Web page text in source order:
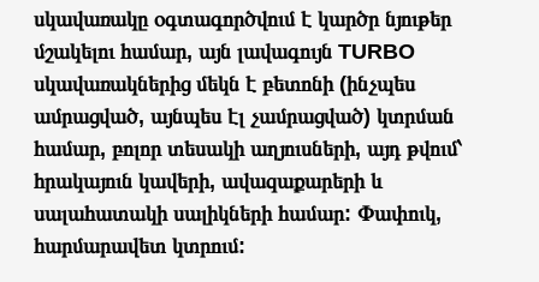
սկավառակը օգտագործվում է կարծր նյութեր
մշակելու համար, այն լավագույն TURBO
սկավառակներից մեկն է բետոնի (ինչպես
ամրացված, այնպես էլ չամրացված) կտրման
համար, բոլոր տեսակի աղյուսների, այդ թվում՝
հրակայուն կավերի, ավազաքարերի և
սալահատակի սալիկների համար: Փափուկ,
հարմարավետ կտրում: